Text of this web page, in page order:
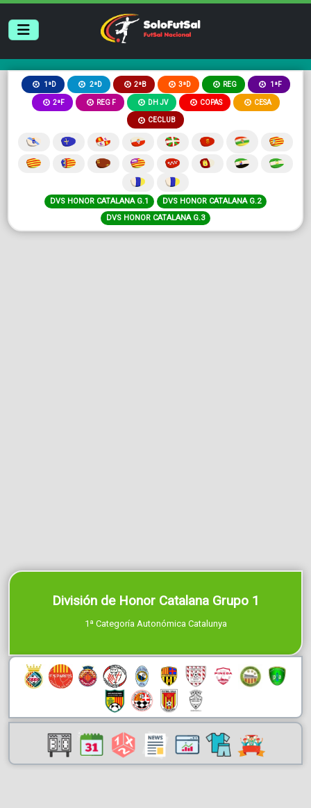
1ªD 2ªD 2ªB 3ªD REG 1ªF
2ªF REG F DH JV COPAS CESA
CECLUB
DVS HONOR CATALANA G.1
DVS HONOR CATALANA G.2
DVS HONOR CATALANA G.3
División de Honor Catalana Grupo 1
1ª Categoría Autonómica Catalunya